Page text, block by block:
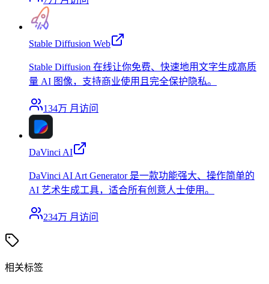
Stable Diffusion Web
Stable Diffusion 在线让你免费、快速地用文字生成高质
量 AI 图像，支持商业使用且完全保护隐私。
134万 月访问
DaVinci AI
DaVinci AI Art Generator 是一款功能强大、操作简单的
AI 艺术生成工具，适合所有创意人士使用。
234万 月访问
相关标签